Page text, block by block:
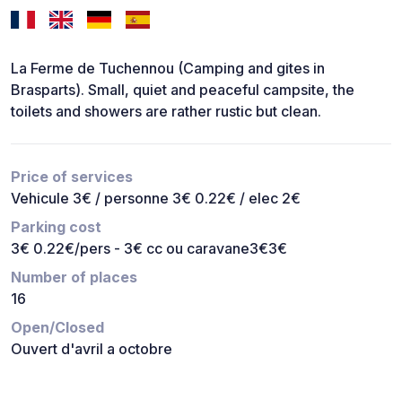
La Ferme de Tuchennou (Camping and gites in
Brasparts). Small, quiet and peaceful campsite, the
toilets and showers are rather rustic but clean.
Price of services
Vehicule 3€ / personne 3€ 0.22€ / elec 2€
Parking cost
3€ 0.22€/pers - 3€ cc ou caravane3€3€
Number of places
16
Open/Closed
Ouvert d'avril a octobre